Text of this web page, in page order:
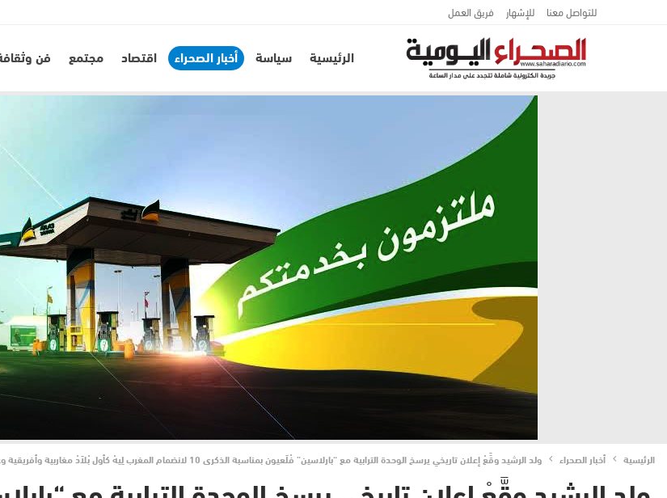
للتواصل معنا للإشهار فريق العمل
الرئيسية سياسة أخبار الصحراء اقتصاد مجتمع فن
الرئيسية أخبار الصحراء ولد الرشيد وقَّعْ إعلان تاريخي يرسخ الوحدة الترابية مع “بارلاسين” فْلَعيون بمناسبة الذكرى 10 لانضمام المغرب لِيهْ كأول بْلاَدْ مغاربية وأفريقية وعربية..